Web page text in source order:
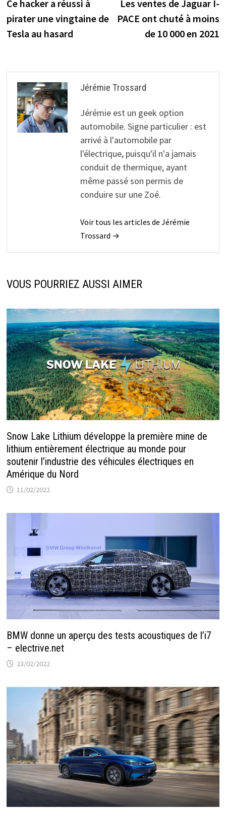
central tout en
conduisant
de
l’article
Ce hacker a réussi à
pirater une vingtaine de
Tesla au hasard
Les ventes de Jaguar I-
PACE ont chuté à moins
de 10 000 en 2021
Jérémie Trossard
Jérémie est un geek option
automobile. Signe particulier : est
arrivé à l'automobile par
l'électrique, puisqu'il n'a jamais
conduit de thermique, ayant
même passé son permis de
conduire sur une Zoé.
Voir tous les articles de Jérémie
Trossard →
VOUS POURRIEZ AUSSI AIMER
Snow Lake Lithium développe la première mine de
lithium entièrement électrique au monde pour
soutenir l’industrie des véhicules électriques en
Amérique du Nord
11/02/2022
BMW donne un aperçu des tests acoustiques de l’i7
– electrive.net
23/02/2022